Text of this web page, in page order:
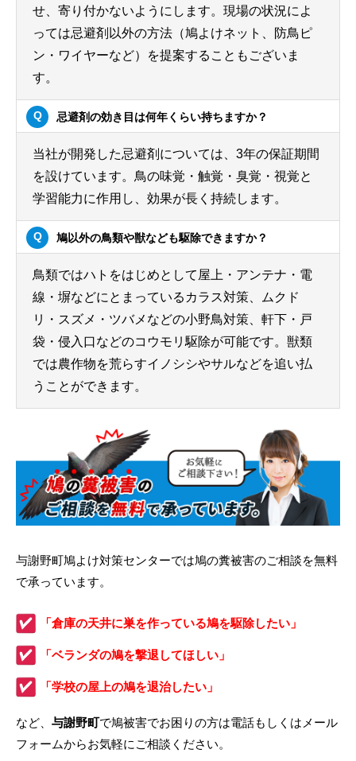
せ、寄り付かないようにします。現場の状況によ
っては忌避剤以外の方法（鳩よけネット、防鳥ピ
ン・ワイヤーなど）を提案することもございま
す。
忌避剤の効き目は何年くらい持ちますか？
当社が開発した忌避剤については、3年の保証期間
を設けています。鳥の味覚・触覚・臭覚・視覚と
学習能力に作用し、効果が長く持続します。
鳩以外の鳥類や獣なども駆除できますか？
鳥類ではハトをはじめとして屋上・アンテナ・電
線・塀などにとまっているカラス対策、ムクド
リ・スズメ・ツバメなどの小野鳥対策、軒下・戸
袋・侵入口などのコウモリ駆除が可能です。獣類
では農作物を荒らすイノシシやサルなどを追い払
うことができます。
与謝野町鳩よけ対策センターでは鳩の糞被害のご相談を無料
で承っています。
「倉庫の天井に巣を作っている鳩を駆除したい」
「ベランダの鳩を撃退してほしい」
「学校の屋上の鳩を退治したい」
など、 与謝野町で鳩被害でお困りの方は電話もしくはメール
フォームからお気軽にご相談ください。